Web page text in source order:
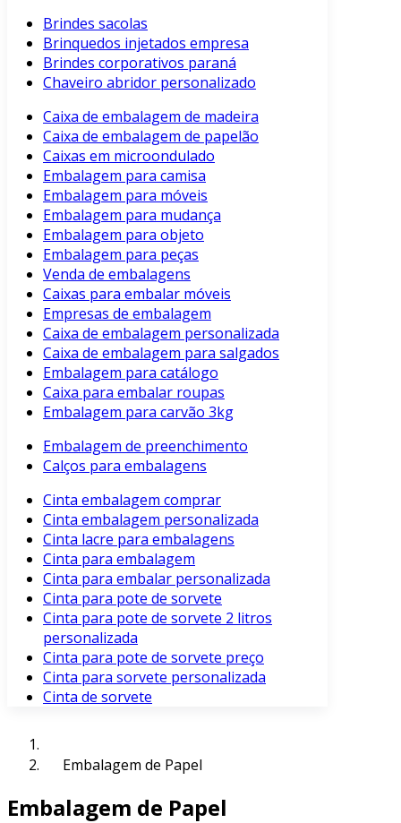
Brindes sacolas
Brinquedos injetados empresa
Brindes corporativos paraná
Chaveiro abridor personalizado
Caixa de embalagem de madeira
Caixa de embalagem de papelão
Caixas em microondulado
Embalagem para camisa
Embalagem para móveis
Embalagem para mudança
Embalagem para objeto
Embalagem para peças
Venda de embalagens
Caixas para embalar móveis
Empresas de embalagem
Caixa de embalagem personalizada
Caixa de embalagem para salgados
Embalagem para catálogo
Caixa para embalar roupas
Embalagem para carvão 3kg
Embalagem de preenchimento
Calços para embalagens
Cinta embalagem comprar
Cinta embalagem personalizada
Cinta lacre para embalagens
Cinta para embalagem
Cinta para embalar personalizada
Cinta para pote de sorvete
Cinta para pote de sorvete 2 litros
personalizada
Cinta para pote de sorvete preço
Cinta para sorvete personalizada
Cinta de sorvete
Embalagem de Papel
Embalagem de Papel